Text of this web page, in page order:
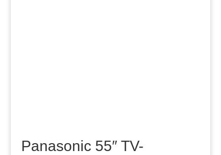
Panasonic 55″ TV-